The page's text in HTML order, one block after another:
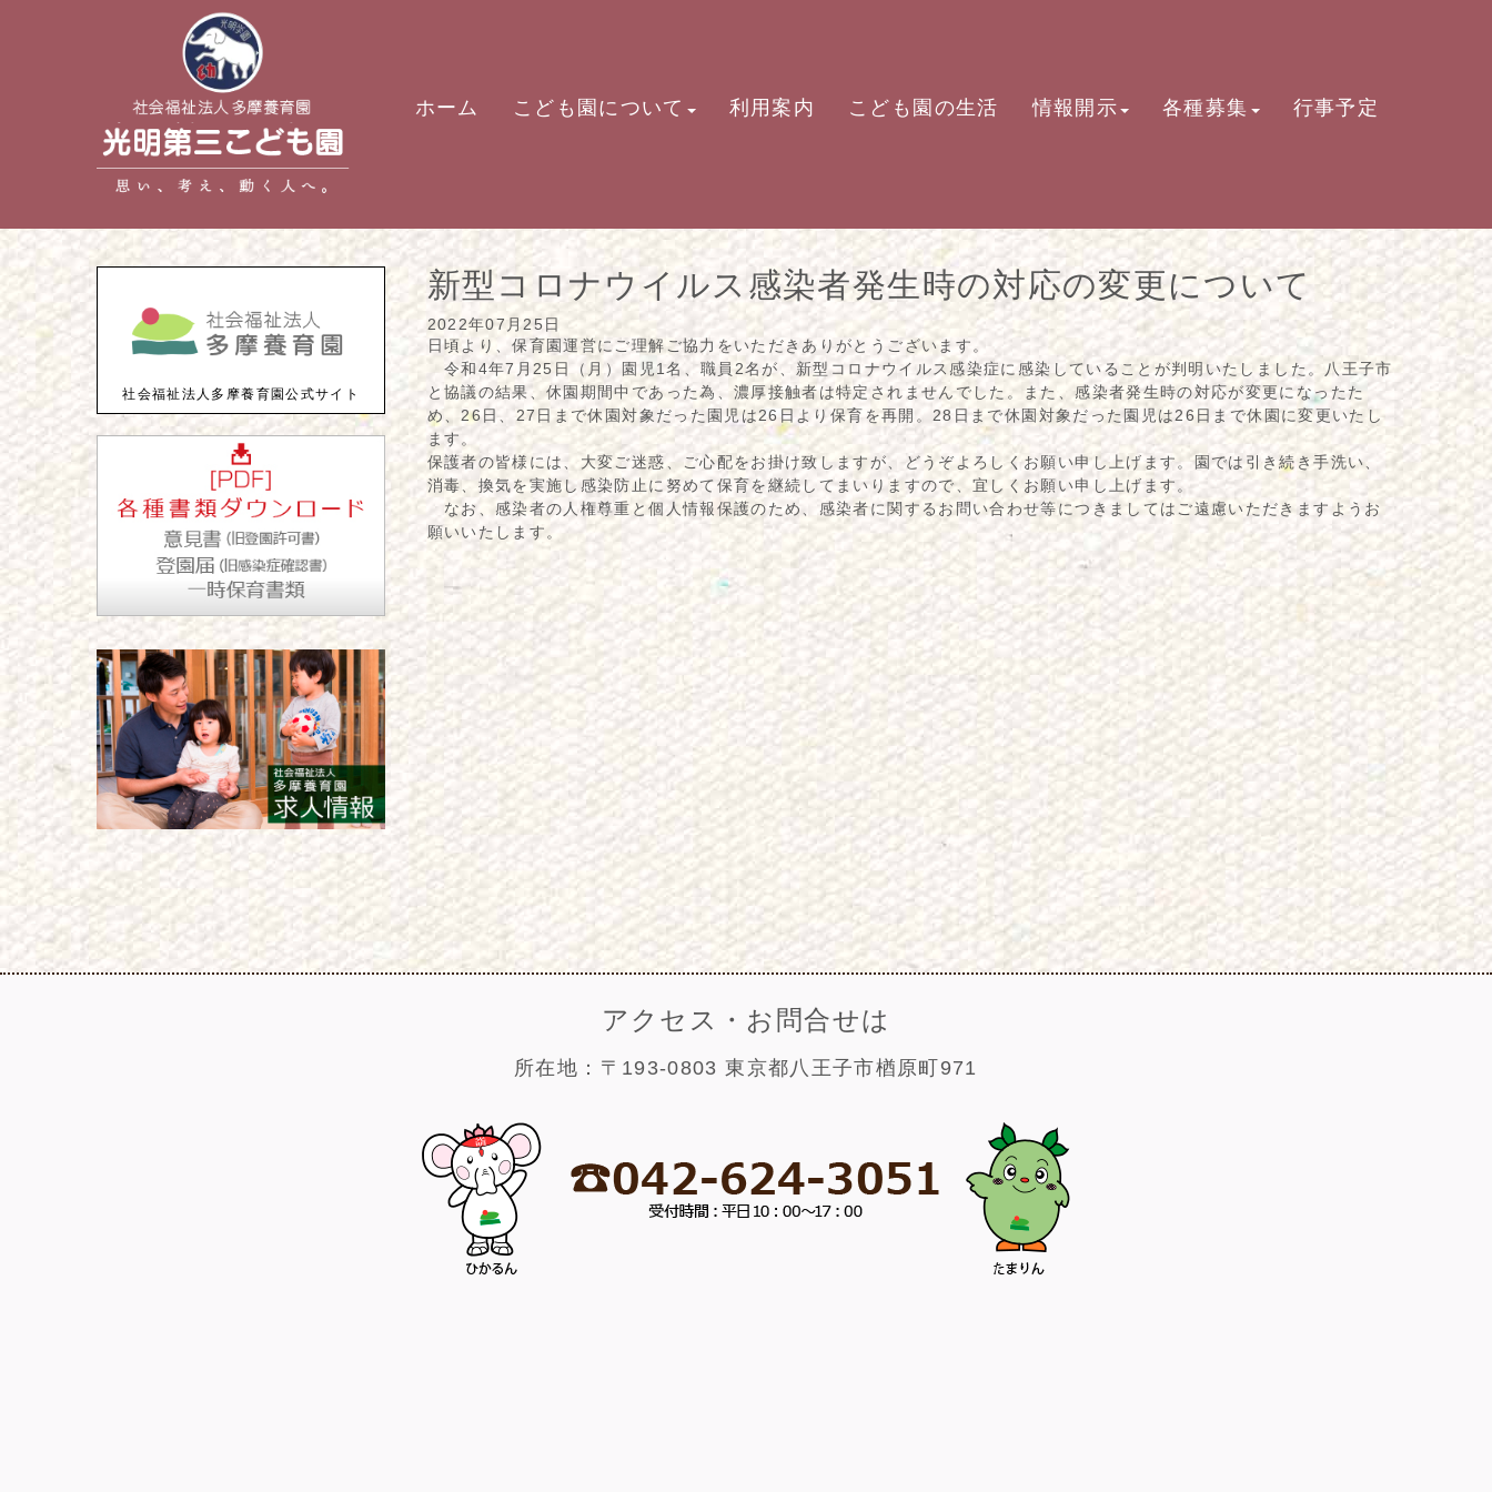
ホーム こども園について 利用案内 こども園の生活 情報開示 各種募集 行事予定
新型コロナウイルス感染者発生時の対応の変更について
2022年07月25日
日頃より、保育園運営にご理解ご協力をいただきありがとうございます。
令和4年7月25日（月）園児1名、職員2名が、新型コロナウイルス感染症に感染していることが判明いたしました。八王子市
と協議の結果、休園期間中であった為、濃厚接触者は特定されませんでした。また、感染者発生時の対応が変更になったた
め、26日、27日まで休園対象だった園児は26日より保育を再開。28日まで休園対象だった園児は26日まで休園に変更いたし
ます。
保護者の皆様には、大変ご迷惑、ご心配をお掛け致しますが、どうぞよろしくお願い申し上げます。園では引き続き手洗い、
消毒、換気を実施し感染防止に努めて保育を継続してまいりますので、宜しくお願い申し上げます。
なお、感染者の人権尊重と個人情報保護のため、感染者に関するお問い合わせ等につきましてはご遠慮いただきますようお
願いいたします。
社会福祉法人多摩養育園公式サイト
アクセス・お問合せは
所在地：〒193-0803 東京都八王子市楢原町971